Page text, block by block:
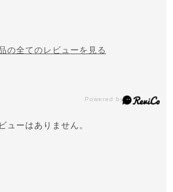
の全てのレビューを見る
ューはありません。